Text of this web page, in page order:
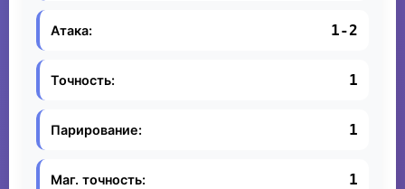
Атака: 1-2
Точность: 1
Парирование: 1
Маг. точность: 1